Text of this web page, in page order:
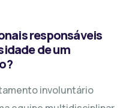
responsáveis
de um
involuntário